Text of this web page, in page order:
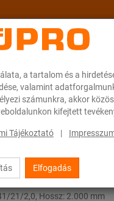
a tartalom és a
valamint
számunkra, akkor
kifejtett
Tájékoztató |
Elfogadás
Downloads
21/2,0, Hossz: 2.000 mm